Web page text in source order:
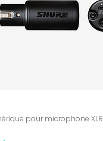
pour microphone XLR